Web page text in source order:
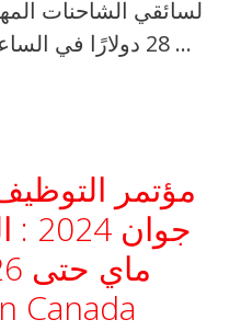
لسائقي الشاحنات
28 دولارًا في الساعة. يُعاني قطاع النقل في …
مؤتمر
Canada